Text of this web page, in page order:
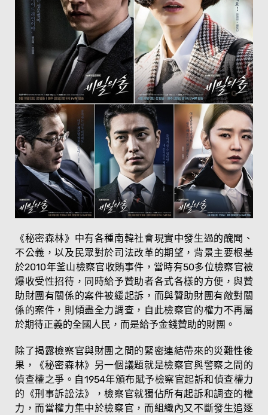
《秘密森林》中有各種南韓社會現實中發生過的醜聞、
不公義，以及民眾對於司法改革的期望，背景主要根基
於2010年釜山檢察官收賄事件，當時有50多位檢察官被
爆收受性招待，同時給予贊助者各式各樣的方便，與贊
助財團有關係的案件被緩起訴，而與贊助財團有敵對關
係的案件，則傾盡全力調查，自此檢察官的權力不再屬
於期待正義的全國人民，而是給予金錢贊助的財團。
除了揭露檢察官與財團之間的緊密連結帶來的災難性後
果，《秘密森林》另一個議題就是檢察官與警察之間的
偵查權之爭。自1954年頒布賦予檢察官起訴和偵查權力
的《刑事訴訟法》，檢察官就獨佔所有起訴和調查的權
力，而當權力集中於檢察官，而組織內又不斷發生追逐